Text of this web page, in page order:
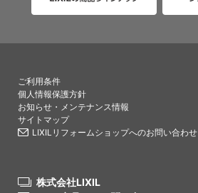
ご利用条件
個人情報保護方針
お知らせ・メンテナンス情報
サイトマップ
LIXILリフォームショップへのお問い合わせ
株式会社LIXIL